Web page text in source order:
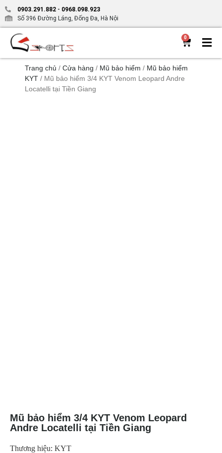
0903.291.882 - 0968.098.923
Số 396 Đường Láng, Đống Đa, Hà Nội
0
Trang chủ / Cửa hàng / Mũ bảo hiểm / Mũ bảo hiểm
KYT / Mũ bảo hiểm 3/4 KYT Venom Leopard Andre
Locatelli tại Tiền Giang
Mũ bảo hiểm 3/4 KYT Venom Leopard
Andre Locatelli tại Tiền Giang
Thương hiệu: KYT